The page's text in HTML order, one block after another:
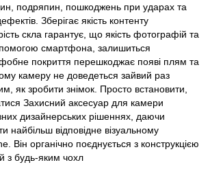
подряпин, пошкоджень при ударах та
Зберігає якість контенту
скла гарантує, що якість фотографій та
смартфона, залишиться
покриття перешкоджає появі плям та
камеру не доведеться зайвий раз
як зробити знімок. Просто встановити,
Захисний аксесуар для камери
дизайнерських рішеннях, даючи
найбільш відповідне візуальному
органічно поєднується з конструкцією
з будь-яким чохл